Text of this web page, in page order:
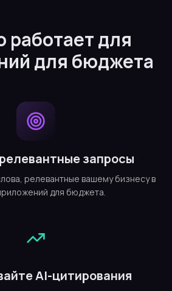
работает для
для бюджета
запросы
релевантные вашему бизнесу в
для бюджета.
AI-цитирования